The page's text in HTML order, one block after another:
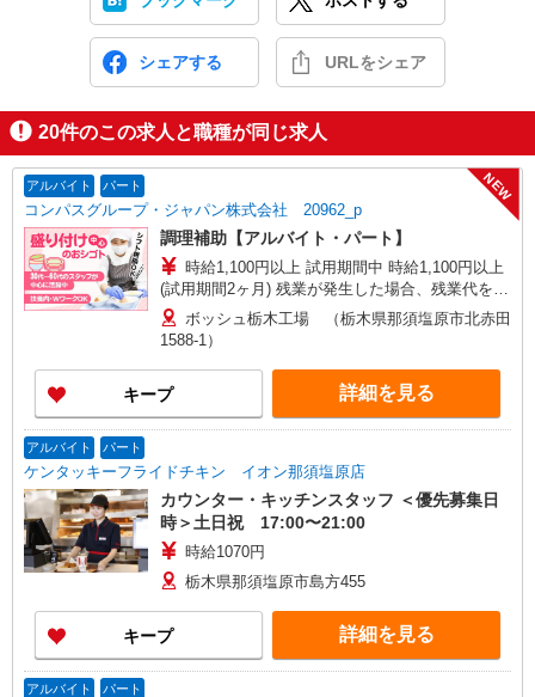
シェアする URLをシェア
20件のこの求人と職種が同じ求人
アルバイト パート
コンパスグループ・ジャパン株式会社 20962_p
NEW
調理補助【アルバイト・パート】
時給1,100円以上 試用期間中 時給1,100円以上
(試用期間2ヶ月) 残業が発生した場合、残業代を1
分単位で別途支給します。
ボッシュ栃木工場 （栃木県那須塩原市北赤田
1588-1）
キープ 詳細を見る
アルバイト パート
ケンタッキーフライドチキン イオン那須塩原店
カウンター・キッチンスタッフ ＜優先募集日
時＞土日祝 17:00〜21:00
時給1070円
栃木県那須塩原市島方455
キープ 詳細を見る
アルバイト パート